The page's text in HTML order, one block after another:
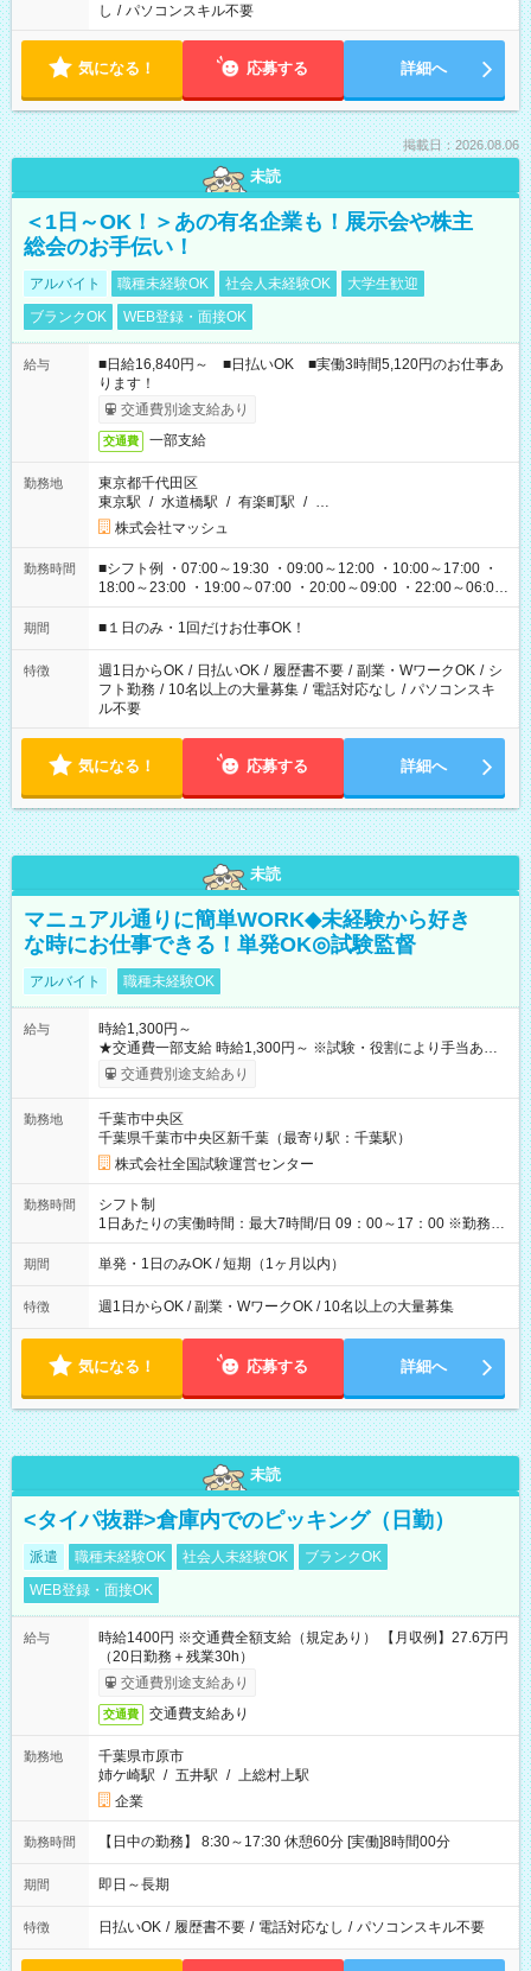
し / パソコンスキル不要
気になる！ 応募する 詳細へ
掲載日：2026.08.06
未読
＜1日～OK！＞あの有名企業も！展示会や株主
総会のお手伝い！
アルバイト 職種未経験OK 社会人未経験OK
大学生歓迎
ブランクOK
WEB登録・面接OK
給与
■日給16,840円～ ■日払いOK ■実働3時間5,120円のお仕事あ
ります！
交通費別途支給あり
交通費 一部支給
勤務地
東京都千代田区
東京駅 / 水道橋駅 / 有楽町駅 / …
株式会社マッシュ
勤務時間
■シフト例 ・07:00～19:30 ・09:00～12:00 ・10:00～17:00 ・
18:00～23:00 ・19:00～07:00 ・20:00～09:00 ・22:00～06:00
etc ★最短で3時間で5,120円のお仕事から 15時間で2万円近く稼
げるお仕事も！ ご希望のお時間に合わせてご紹介！ ※シフトは
ください！
期間 ■１日のみ・1回だけお仕事OK！
特徴 週1日からOK / 日払いOK / 履歴書不要 / 副業・WワークOK / シ
フト勤務 / 10名以上の大量募集 / 電話対応なし / パソコンスキ
ル不要
気になる！ 応募する 詳細へ
未読
マニュアル通りに簡単WORK◆未経験から好き
な時にお仕事できる！単発OK◎試験監督
アルバイト 職種未経験OK
給与
時給1,300円～
★交通費一部支給 時給1,300円～ ※試験・役割により手当あり
※勤務回数により昇給あり 【即給（前払い）オプションあ
り！】 希望される場合、勤務から1週間ほどで給与の一部を受け
例】 ・河合塾模擬試験 8:30～17:30（休憩1時間） 時給1,300円
×8時間＝日収10,400円＋交通費 ※当日の役割により時給＋100
円の場合あり ・国家試験 7:00～13:30（休憩なし） 時給1,300
円（役割手当＋100円）×6時間＝日収8,400円＋交通費 【試用期
間】試用期間なし
交通費別途支給あり
勤務地
千葉市中央区
千葉県千葉市中央区新千葉（最寄り駅：千葉駅）
株式会社全国試験運営センター
勤務時間
シフト制
1日あたりの実働時間：最大7時間/日 09：00～17：00 ※勤務時
間は 試験により異なります。
期間 単発・1日のみOK / 短期（1ヶ月以内）
特徴 週1日からOK / 副業・WワークOK / 10名以上の大量募集
気になる！ 応募する 詳細へ
未読
<タイパ抜群>倉庫内でのピッキング（日勤）
派遣 職種未経験OK 社会人未経験OK
ブランクOK
WEB登録・面接OK
給与
時給1400円 ※交通費全額支給（規定あり） 【月収例】27.6万円
（20日勤務＋残業30h）
交通費別途支給あり
交通費 交通費支給あり
勤務地
千葉県市原市
姉ケ崎駅 / 五井駅 / 上総村上駅
企業
勤務時間 【日中の勤務】 8:30～17:30 休憩60分 [実働]8時間00分
期間 即日～長期
特徴 日払いOK / 履歴書不要 / 電話対応なし / パソコンスキル不要